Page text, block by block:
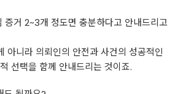
증거 2~3개 정도면 충분하다고 안내드리고
아니라 의뢰인의 안전과 사건의 성공적인
선택을 함께 안내드리는 것이죠.